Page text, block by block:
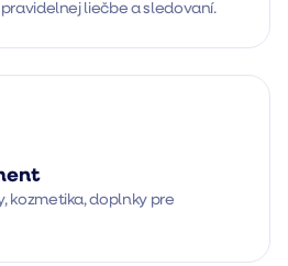
liečbe a sledovaní.
kozmetika, doplnky pre